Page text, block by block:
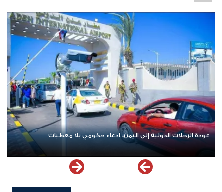
عودة الرحلات الدولية إلى اليمن.. ادعاء حكومي بلا معطيات